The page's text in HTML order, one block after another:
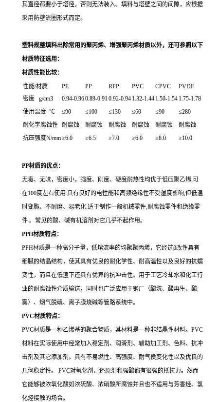
其直径都要小于塔径，否则无法装入。填料与塔壁之间的间隙，应根据
采用防壁流圈形式而定。
塑料规整填料出除常用的聚丙烯、增强聚丙烯材质以外，还可参照以下
材质特征选用：
材质性能比较：
性能/材质
密度 g/cm3
PE
0.94-0.96
PP
0.89-0.91
RPP
0.92-0.94
PVC
1.32-1.44
CPVC
1.50-1.54
PVDF
1.75-1.78
使用温度 ℃
≤90 ≤100 ≤130 ≤60 ≤90
≤280
耐化学腐蚀性
耐腐蚀 耐腐蚀 耐腐蚀 耐腐蚀 耐腐蚀
耐腐蚀
抗压强度N/mm≥6.0 ≥6.5 ≥7.0 ≥6.0 ≥8.0 ≥10.0
PP材质的优点：
无毒、无味，密度小，强度、刚度、硬度耐热性均优于低压聚乙烯,可
在100度左右使用.具有良好的电性能和高频绝缘性不受湿度影响,但低温
时变脆、不耐磨、易老化.适于制作一般机械零件,耐腐蚀零件和绝缘零
件 。常见的酸、碱有机溶剂对它几乎不起作用。
PPH材质特点：
PPH材质是一种高分子量，低熔流率的均聚聚丙烯，它经过β改性具有
细腻的结晶结构，使其具有优良的耐化学性、耐高温性以及良好的抗蠕
变性，而且在低温下还具有优异的抗冲击性。用于工艺冷却水和化工行
业的耐腐蚀性介质输送，同时也广泛应用于钢厂（酸洗、酸再生、酸
雾）、烟气脱硫、离子膜烧碱等管路系统中。
PVC材质特点：
PVC材质是一种乙烯基的聚合物质，其材料是一种非结晶性材料。PVC
材料在实际使用中经常加入稳定剂、润滑剂、辅助加工剂、色料、抗冲
击剂及其它添加剂。具有不易燃性、高强度、耐气侯变化性以及优良的
几何稳定性。 PVC对氧化剂、还原剂和强酸都有很强的抵抗力。然而
它能够被浓氧化酸如浓硫酸、浓硝酸所腐蚀并且也不适用与芳香烃、氯
化烃接触的场合。